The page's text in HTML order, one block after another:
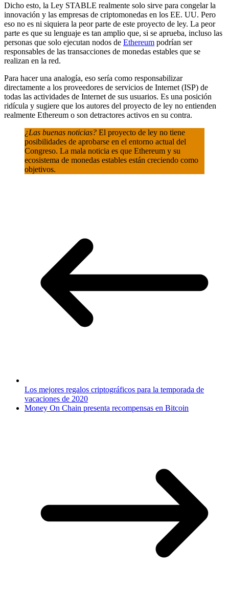
Dicho esto, la Ley STABLE realmente solo sirve para congelar la
innovación y las empresas de criptomonedas en los EE. UU. Pero
eso no es ni siquiera la peor parte de este proyecto de ley. La peor
parte es que su lenguaje es tan amplio que, si se aprueba, incluso las
personas que solo ejecutan nodos de Ethereum podrían ser
responsables de las transacciones de monedas estables que se
realizan en la red.
Para hacer una analogía, eso sería como responsabilizar
directamente a los proveedores de servicios de Internet (ISP) de
todas las actividades de Internet de sus usuarios. Es una posición
ridícula y sugiere que los autores del proyecto de ley no entienden
realmente Ethereum o son detractores activos en su contra.
¿Las buenas noticias? El proyecto de ley no tiene
posibilidades de aprobarse en el entorno actual del
Congreso. La mala noticia es que Ethereum y su
ecosistema de monedas estables están creciendo como
objetivos.
Los mejores regalos criptográficos para la temporada de
vacaciones de 2020
Money On Chain presenta recompensas en Bitcoin